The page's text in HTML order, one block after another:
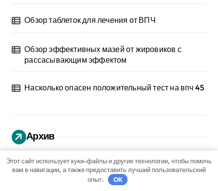
Обзор таблеток для лечения от ВПЧ
Обзор эффективных мазей от жировиков с
рассасывающим эффектом
Насколько опасен положительный тест на впч 45
Архив
Май 2026
Этот сайт использует куки-файлы и другие технологии, чтобы помочь
вам в навигации, а также предоставить лучший пользовательский
опыт.
OK